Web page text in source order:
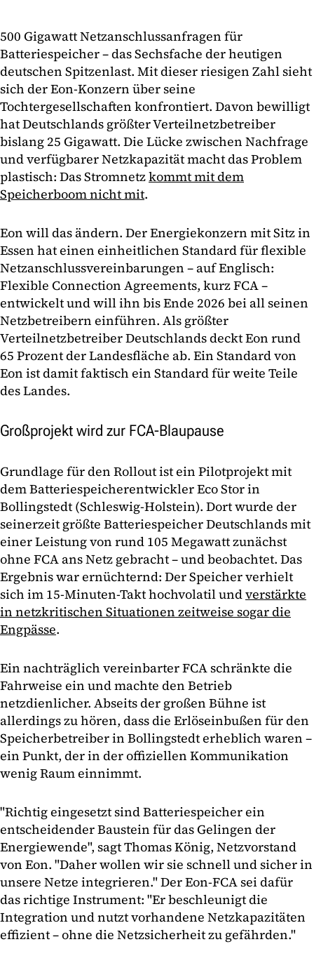
500 Gigawatt Netzanschlussanfragen für
Batteriespeicher – das Sechsfache der heutigen
deutschen Spitzenlast. Mit dieser riesigen Zahl sieht
sich der Eon-Konzern über seine
Tochtergesellschaften konfrontiert. Davon bewilligt
hat Deutschlands größter Verteilnetzbetreiber
bislang 25 Gigawatt. Die Lücke zwischen Nachfrage
und verfügbarer Netzkapazität macht das Problem
plastisch: Das Stromnetzkommt mit dem
Speicherboom nicht mit.
Eon will das ändern. Der Energiekonzern mit Sitz in
Essen hat einen einheitlichen Standard für flexible
Netzanschlussvereinbarungen – auf Englisch:
Flexible Connection Agreements, kurz FCA –
entwickelt und will ihn bis Ende 2026 bei all seinen
Netzbetreibern einführen. Als größter
Verteilnetzbetreiber Deutschlands deckt Eon rund
65 Prozent der Landesfläche ab. Ein Standard von
Eon ist damit faktisch ein Standard für weite Teile
des Landes.
Großprojekt wird zur FCA-Blaupause
Grundlage für den Rollout ist ein Pilotprojekt mit
dem Batteriespeicherentwickler Eco Stor in
Bollingstedt (Schleswig-Holstein). Dort wurde der
seinerzeit größte Batteriespeicher Deutschlands mit
einer Leistung von rund 105 Megawatt zunächst
ohne FCA ans Netz gebracht – und beobachtet. Das
Ergebnis war ernüchternd: Der Speicher verhielt
sich im 15-Minuten-Takt hochvolatil undverstärkte
in netzkritischen Situationen zeitweise sogar die
Engpässe.
Ein nachträglich vereinbarter FCA schränkte die
Fahrweise ein und machte den Betrieb
netzdienlicher. Abseits der großen Bühne ist
allerdings zu hören, dass die Erlöseinbußen für den
Speicherbetreiber in Bollingstedt erheblich waren –
ein Punkt, der in der offiziellen Kommunikation
wenig Raum einnimmt.
"Richtig eingesetzt sind Batteriespeicher ein
entscheidender Baustein für das Gelingen der
Energiewende", sagt Thomas König, Netzvorstand
von Eon. "Daher wollen wir sie schnell und sicher in
unsere Netze integrieren." Der Eon-FCA sei dafür
das richtige Instrument: "Er beschleunigt die
Integration und nutzt vorhandene Netzkapazitäten
effizient – ohne die Netzsicherheit zu gefährden."